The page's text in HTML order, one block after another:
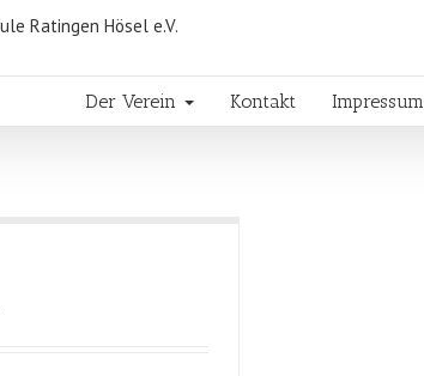
Der Verein Kontakt Impressum